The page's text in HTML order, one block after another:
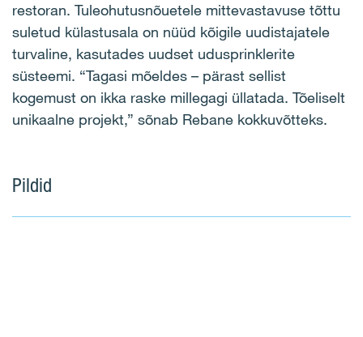
restoran. Tuleohutusnõuetele mittevastavuse tõttu
suletud külastusala on nüüd kõigile uudistajatele
turvaline, kasutades uudset udusprinklerite
süsteemi. “Tagasi mõeldes – pärast sellist
kogemust on ikka raske millegagi üllatada. Tõeliselt
unikaalne projekt,” sõnab Rebane kokkuvõtteks.
Pildid